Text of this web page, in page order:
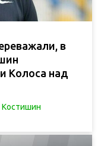
в
Колоса над
Костишин